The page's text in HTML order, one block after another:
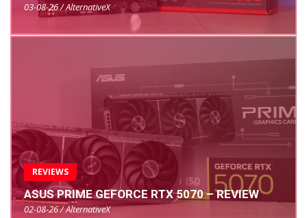
03-08-26 / AlternativeX
REVIEWS
ASUS PRIME GEFORCE RTX 5070 – REVIEW
02-08-26 / AlternativeX